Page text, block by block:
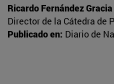
Ricardo Fernández Gracia
Director de la Cátedra de
Publicado en: Diario de